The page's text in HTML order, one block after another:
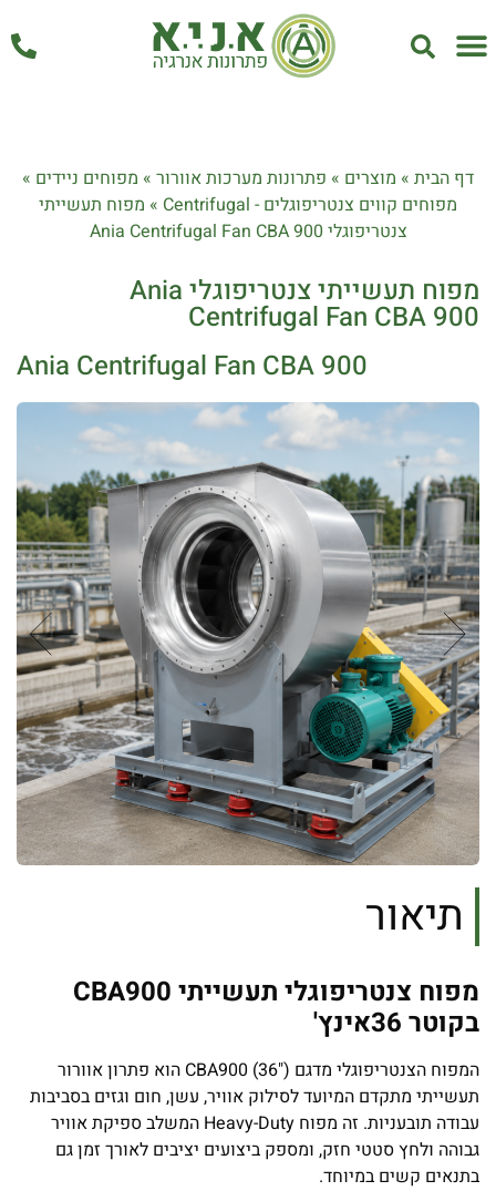
דף הבית » מוצרים » פתרונות מערכות אוורור » מפוחים ניידים »
מפוחים קווים צנטריפוגלים - Centrifugal
» מפוח תעשייתי
צנטריפוגלי Ania Centrifugal Fan CBA 900
מפוח תעשייתי צנטריפוגלי Ania
Centrifugal Fan CBA 900
Ania Centrifugal Fan CBA 900
תיאור
מפוח צנטריפוגלי תעשייתי CBA900
בקוטר 36אינץ'
המפוח הצנטריפוגלי מדגם CBA900 (36") הוא פתרון אוורור
תעשייתי מתקדם המיועד לסילוק אוויר, עשן, חום וגזים בסביבות
עבודה תובעניות. זה מפוח Heavy-Duty המשלב ספיקת אוויר
גבוהה ולחץ סטטי חזק, ומספק ביצועים יציבים לאורך זמן גם
בתנאים קשים במיוחד.